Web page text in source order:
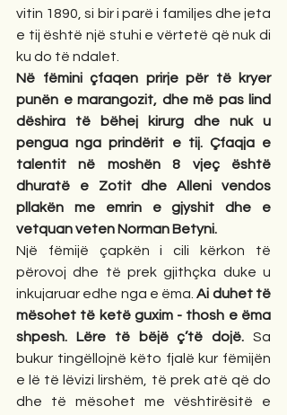
vitin 1890, si bir i parë i familjes dhe jeta
e tij është një stuhi e vërtetë që nuk di
ku do të ndalet.
Në fëmini çfaqen prirje për të kryer
punën e marangozit, dhe më pas lind
dëshira të bëhej kirurg dhe nuk u
pengua nga prindërit e tij. Çfaqja e
talentit në moshën 8 vjeç është
dhuratë e Zotit dhe Alleni vendos
pllakën me emrin e gjyshit dhe e
vetquan veten Norman Betyni.
Një fëmijë çapkën i cili kërkon të
përovoj dhe të prek gjithçka duke u
inkujaruar edhe nga e ëma. Ai duhet të
mësohet të ketë guxim - thosh e ëma
shpesh. Lëre të bëjë ç’të dojë. Sa
bukur tingëllojnë këto fjalë kur fëmijën
e lë të lëvizi lirshëm, të prek atë që do
dhe të mësohet me vështirësitë e